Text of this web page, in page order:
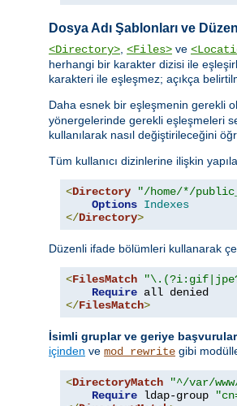
Dosya Adı Şablonları ve
<Directory> <Files> ve
herhangi bir karakter dizisi ile
karakteri ile eşleşmez; açıkça
Daha esnek bir eşleşmenin gerekli
yönergelerinde gerekli eşleşmeleri
kullanılarak nasıl değiştirileceğini
Tüm kullanıcı dizinlerine ilişkin
<Directory "/home/*/
Options Indexes
</Directory>
Düzenli ifade bölümleri kullanarak
<FilesMatch
Require
</FilesMatch>
İsimli gruplar ve geriye başvurular
içinden ve mod_rewrite gibi
<DirectoryMatch "^/var/
Require ldap-group